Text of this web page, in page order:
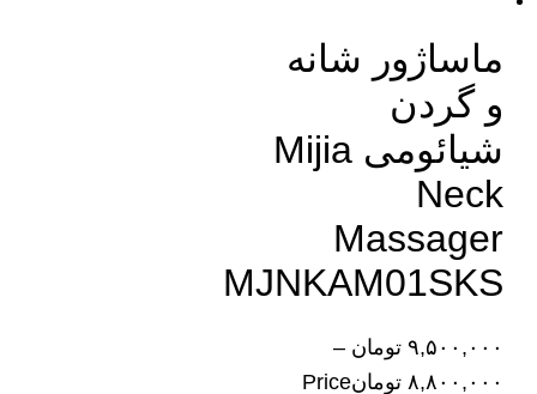
ماساژور شانه
و گردن
شیائومی Mijia
Neck
Massager
MJNKAM01SKS
۹,۵۰۰,۰۰۰ تومان –
۸,۸۰۰,۰۰۰ تومانPrice